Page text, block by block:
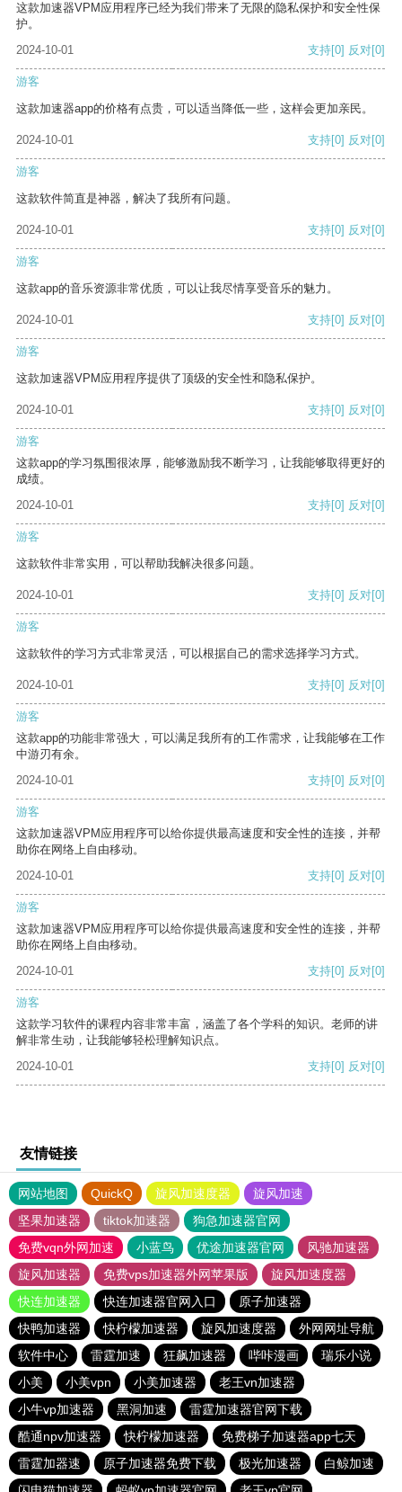
这款加速器VPM应用程序已经为我们带来了无限的隐私保护和安全性保
护。
2024-10-01
支持[0] 反对[0]
游客
这款加速器app的价格有点贵，可以适当降低一些，这样会更加亲民。
2024-10-01 支持[0] 反对[0]
游客
这款软件简直是神器，解决了我所有问题。
2024-10-01 支持[0] 反对[0]
游客
这款app的音乐资源非常优质，可以让我尽情享受音乐的魅力。
2024-10-01 支持[0] 反对[0]
游客
这款加速器VPM应用程序提供了顶级的安全性和隐私保护。
2024-10-01 支持[0] 反对[0]
游客
这款app的学习氛围很浓厚，能够激励我不断学习，让我能够取得更好的
成绩。
2024-10-01
支持[0] 反对[0]
游客
这款软件非常实用，可以帮助我解决很多问题。
2024-10-01 支持[0] 反对[0]
游客
这款软件的学习方式非常灵活，可以根据自己的需求选择学习方式。
2024-10-01 支持[0] 反对[0]
游客
这款app的功能非常强大，可以满足我所有的工作需求，让我能够在工作
中游刃有余。
2024-10-01
支持[0] 反对[0]
游客
这款加速器VPM应用程序可以给你提供最高速度和安全性的连接，并帮
助你在网络上自由移动。
2024-10-01
支持[0] 反对[0]
游客
这款加速器VPM应用程序可以给你提供最高速度和安全性的连接，并帮
助你在网络上自由移动。
2024-10-01
支持[0] 反对[0]
游客
这款学习软件的课程内容非常丰富，涵盖了各个学科的知识。老师的讲
解非常生动，让我能够轻松理解知识点。
2024-10-01
支持[0] 反对[0]
友情链接
网站地图 QuickQ 旋风加速度器
旋风加速
坚果加速器
tiktok加速器
狗急加速器官网
免费vqn外网加速
小蓝鸟 优途加速器官网
风驰加速器
旋风加速器
免费vps加速器外网苹果版
旋风加速度器
快连加速器
快连加速器官网入口
原子加速器
快鸭加速器
快柠檬加速器 旋风加速度器
外网网址导航
软件中心
雷霆加速 狂飙加速器 哔咔漫画
瑞乐小说
小美
小美vpn 小美加速器
老王vn加速器
小牛vp加速器
黑洞加速
雷霆加速器官网下载
酷通npv加速器
快柠檬加速器
免费梯子加速器app七天
雷霆加器速
原子加速器免费下载 极光加速器
白鲸加速